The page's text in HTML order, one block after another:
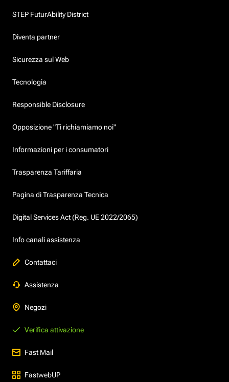
STEP FuturAbility District
Diventa partner
Sicurezza sul Web
Tecnologia
Responsible Disclosure
Opposizione "Ti richiamiamo noi"
Informazioni per i consumatori
Trasparenza Tariffaria
Pagina di Trasparenza Tecnica
Digital Services Act (Reg. UE 2022/2065)
Info canali assistenza
Contattaci
Assistenza
Negozi
Verifica attivazione
Fast Mail
FastwebUP